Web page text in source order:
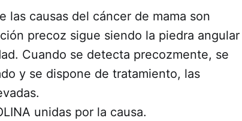
las causas del cáncer de mama son
precoz sigue siendo la piedra angular
Cuando se detecta precozmente, se
y se dispone de tratamiento, las
unidas por la causa.